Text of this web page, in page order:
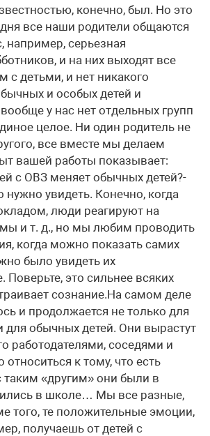
конечно, был. Но это
все наши родители общаются
например, серьезная
и на них выходят все
с детьми, и нет никакого
и особых детей и
у нас нет отдельных групп
целое. Ни один родитель не
все вместе мы делаем
вашей работы показывает:
с ОВЗ меняет обычных детей?-
нужно увидеть. Конечно, когда
люди реагируют на
и т. д., но мы любим проводить
когда можно показать самих
было увидеть их
Поверьте, это сильнее всяких
сознание.На самом деле
и продолжается не только для
для обычных детей. Они вырастут
работодателями, соседями и
относиться к тому, что есть
таким «другим» они были в
в школе… Мы все разные,
того, те положительные эмоции,
получаешь от детей с